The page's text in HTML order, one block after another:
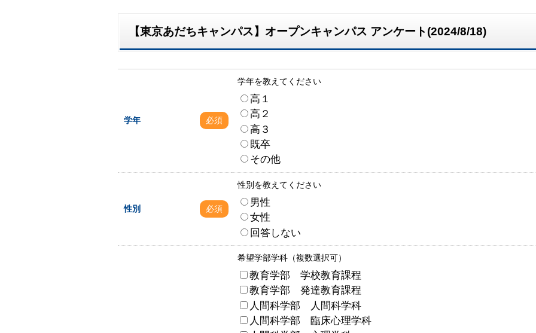
【東京あだちキャンパス】オープンキャンパス アンケート(2024/8/18)
学年 必須
学年を教えてください
高１
高２
高３
既卒
その他
性別 必須
性別を教えてください
男性
女性
回答しない
希望学部学科（複数選択可）
教育学部 学校教育課程
教育学部 発達教育課程
人間科学部 人間科学科
人間科学部 臨床心理学科